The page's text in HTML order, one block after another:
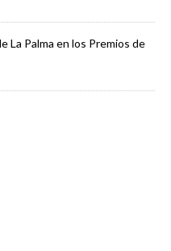
La Palma en los Premios de